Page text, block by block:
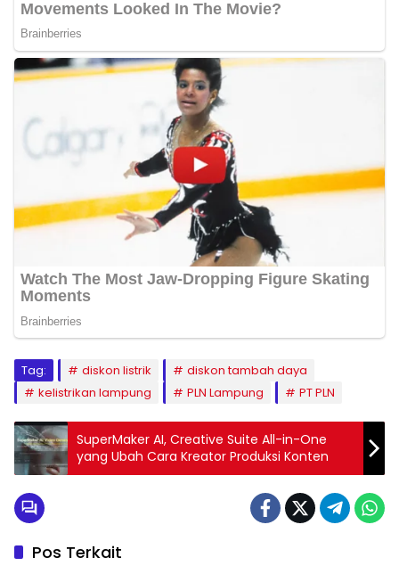
Tag: diskon listrik
diskon tambah daya
kelistrikan lampung
PLN Lampung PT PLN
SuperMaker AI, Creative Suite All-in-One
yang Ubah Cara Kreator Produksi Konten
Pos Terkait